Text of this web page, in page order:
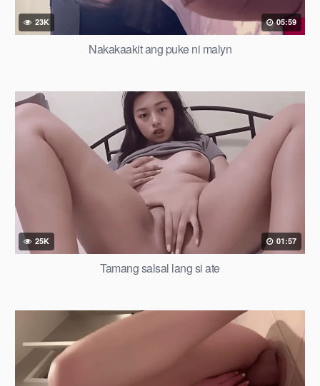
23K 05:59
Nakakaakit ang puke ni malyn
25K 01:57
Tamang salsal lang si ate